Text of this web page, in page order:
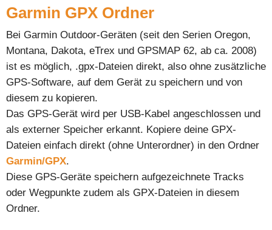
Garmin GPX Ordner
Bei Garmin Outdoor-Geräten (seit den Serien Oregon,
Montana, Dakota, eTrex und GPSMAP 62, ab ca. 2008)
ist es möglich, .gpx-Dateien direkt, also ohne zusätzliche
GPS-Software, auf dem Gerät zu speichern und von
diesem zu kopieren.
Das GPS-Gerät wird per USB-Kabel angeschlossen und
als externer Speicher erkannt. Kopiere deine GPX-
Dateien einfach direkt (ohne Unterordner) in den Ordner
Garmin/GPX.
Diese GPS-Geräte speichern aufgezeichnete Tracks
oder Wegpunkte zudem als GPX-Dateien in diesem
Ordner.